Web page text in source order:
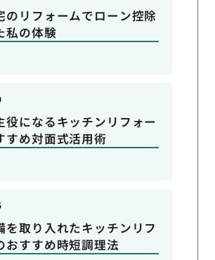
のリフォームでローン控除
私の体験
役になるキッチンリフォー
すめ対面式活用術
を取り入れたキッチンリフ
おすすめ時短調理法